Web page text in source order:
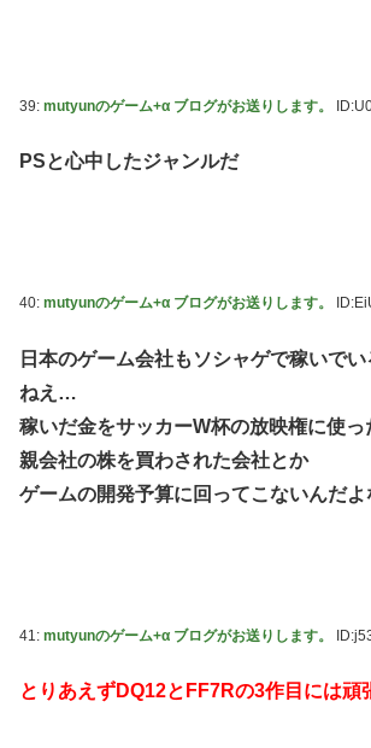
39: mutyunのゲーム+α ブログがお送りします。
PSと心中したジャンルだ
40: mutyunのゲーム+α ブログがお送りします。
日本のゲーム会社もソシャゲで稼いで
ねえ…
稼いだ金をサッカーW杯の放映権に使っ
親会社の株を買わされた会社とか
ゲームの開発予算に回ってこないんだよ
41: mutyunのゲーム+α ブログがお送りします。
とりあえずDQ12とFF7Rの3作目には頑